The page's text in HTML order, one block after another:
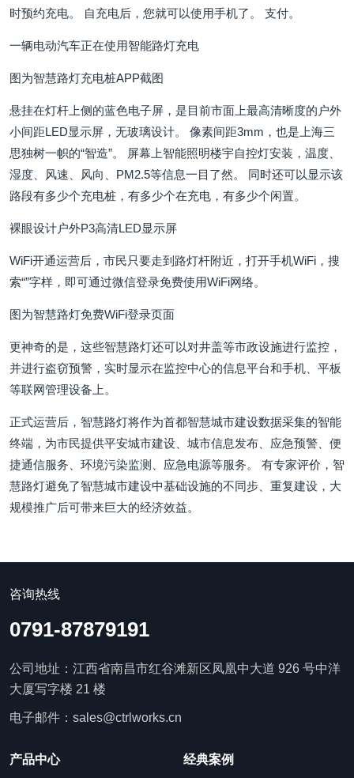
时预约充电。 自充电后，您就可以使用手机了。 支付。
一辆电动汽车正在使用智能路灯充电
图为智慧路灯充电桩APP截图
悬挂在灯杆上侧的蓝色电子屏，是目前市面上最高清晰度的户外
小间距LED显示屏，无玻璃设计。 像素间距3mm，也是上海三
思独树一帜的“智造”。 屏幕上智能照明楼宇自控灯安装，温度、
湿度、风速、风向、PM2.5等信息一目了然。 同时还可以显示该
路段有多少个充电桩，有多少个在充电，有多少个闲置。
裸眼设计户外P3高清LED显示屏
WiFi开通运营后，市民只要走到路灯杆附近，打开手机WiFi，搜
索“”字样，即可通过微信登录免费使用WiFi网络。
图为智慧路灯免费WiFi登录页面
更神奇的是，这些智慧路灯还可以对井盖等市政设施进行监控，
并进行盗窃预警，实时显示在监控中心的信息平台和手机、平板
等联网管理设备上。
正式运营后，智慧路灯将作为首都智慧城市建设数据采集的智能
终端，为市民提供平安城市建设、城市信息发布、应急预警、便
捷通信服务、环境污染监测、应急电源等服务。 有专家评价，智
慧路灯避免了智慧城市建设中基础设施的不同步、重复建设，大
规模推广后可带来巨大的经济效益。
咨询热线
0791-87879191
公司地址：江西省南昌市红谷滩新区凤凰中大道 926 号中洋
大厦写字楼 21 楼
电子邮件：sales@ctrlworks.cn
产品中心 经典案例